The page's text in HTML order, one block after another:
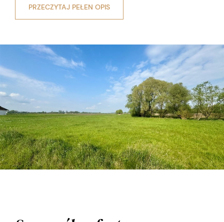
PRZECZYTAJ PEŁEN OPIS